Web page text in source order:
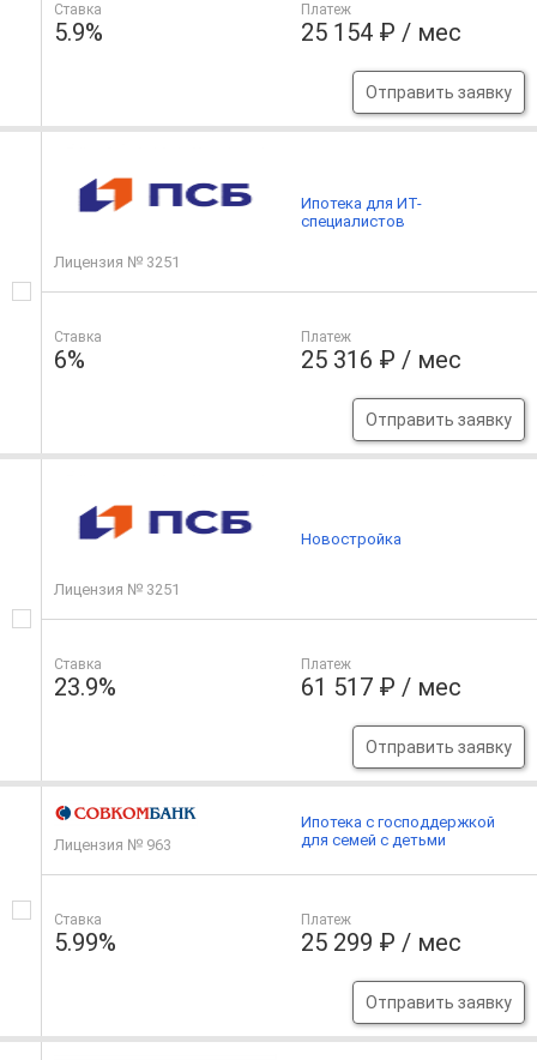
Ставка
5.9%
Платеж
25 154 ₽ / мес
Отправить заявку
Лицензия № 3251
Ставка
6%
Платеж
25 316 ₽ / мес
Отправить заявку
Ипотека для ИТ-
специалистов
Лицензия № 3251
Ставка
23.9%
Платеж
61 517 ₽ / мес
Отправить заявку
Новостройка
Лицензия № 963
Ставка
5.99%
Платеж
25 299 ₽ / мес
Отправить заявку
Ипотека с господдержкой
для семей с детьми